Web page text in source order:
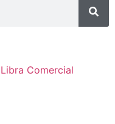
Libra Comercial